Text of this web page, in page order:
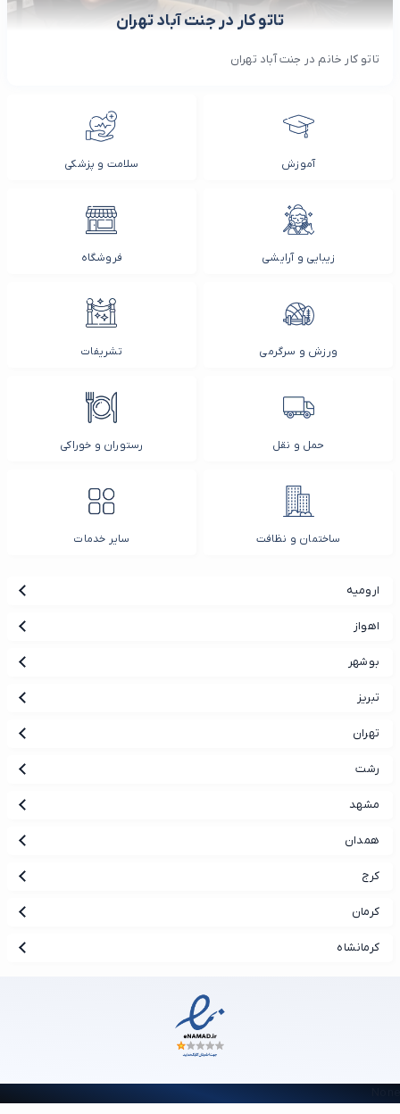
آموزش سلامت و پزشکی
زیبایی و آرایشی فروشگاه
ورزش و سرگرمی تشریفات
حمل و نقل رستوران و خوراکی
ساختمان و نظافت سایر خدمات
ارومیه
اهواز
بوشهر
تبریز
تهران
رشت
مشهد
همدان
کرج
کرمان
کرمانشاه
تاتو کار در جنت آباد تهران
تاتو کار خانم در جنت آباد تهران